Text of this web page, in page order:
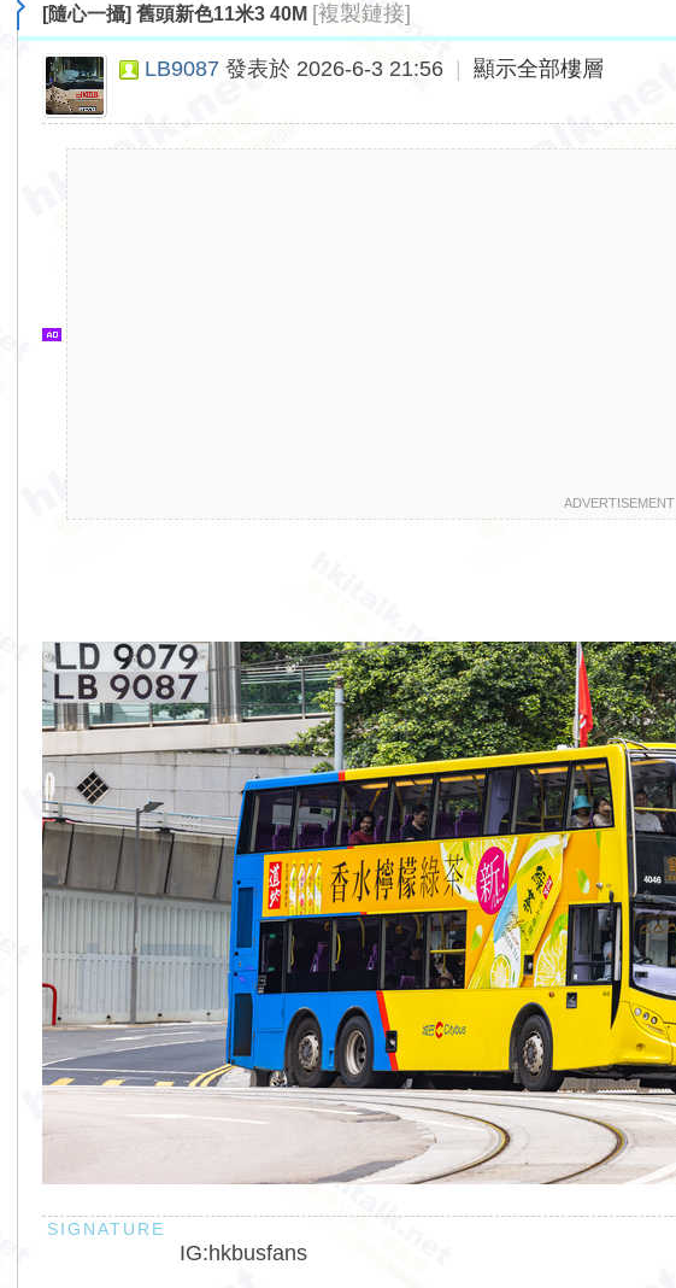
lk.
[隨心一攝]舊頭新色11米3 40M [複製鏈接]
LB9087 發表於 2026-6-3 21:56 顯示全部樓層
ADVERTISEMENT
IG:hkbusfans